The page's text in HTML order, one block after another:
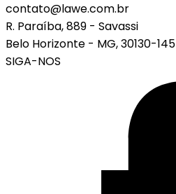
contato@lawe.com.br
R. Paraíba, 889 - Savassi
Belo Horizonte - MG, 30130-145
SIGA-NOS